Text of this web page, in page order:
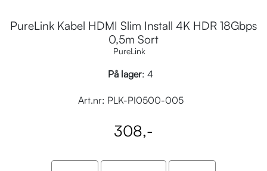
PureLink Kabel HDMI Slim Install 4K HDR 18Gbps
0,5m Sort
PureLink
På lager: 4
Art.nr: PLK-PI0500-005
308,-